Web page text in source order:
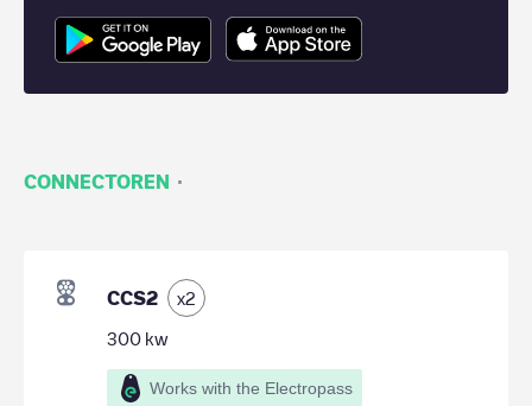
CONNECTOREN ·
CCS2 x2
300 kw
Works with the Electropass